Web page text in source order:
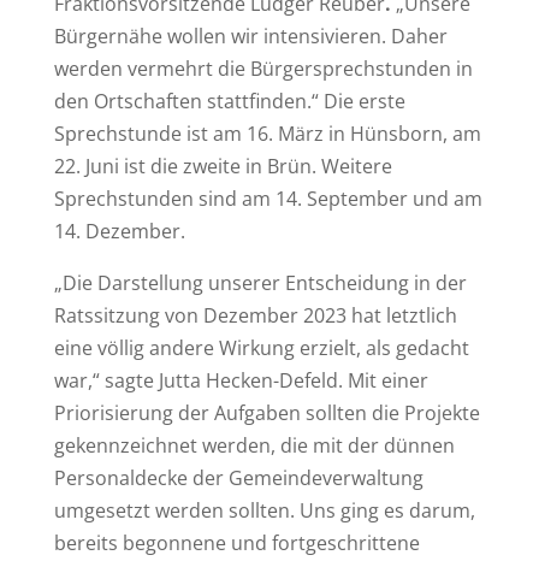
Bürgernähe wollen wir intensivieren. Daher
werden vermehrt die Bürgersprechstunden in
den Ortschaften stattfinden.“ Die erste
Sprechstunde ist am 16. März in Hünsborn, am
22. Juni ist die zweite in Brün. Weitere
Sprechstunden sind am 14. September und am
14. Dezember.
„Die Darstellung unserer Entscheidung in der
Ratssitzung von Dezember 2023 hat letztlich
eine völlig andere Wirkung erzielt, als gedacht
war,“ sagte Jutta Hecken-Defeld. Mit einer
Priorisierung der Aufgaben sollten die Projekte
gekennzeichnet werden, die mit der dünnen
Personaldecke der Gemeindeverwaltung
umgesetzt werden sollten. Uns ging es darum,
bereits begonnene und fortgeschrittene